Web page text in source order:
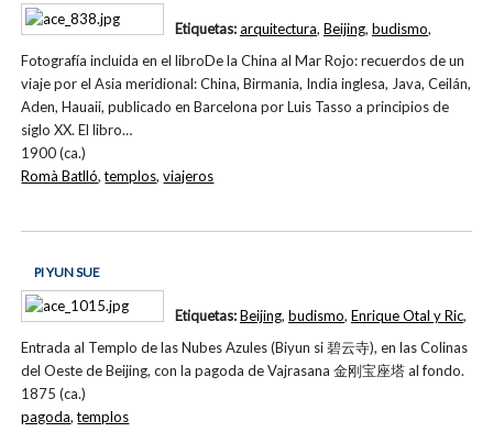
Fotografía incluida en el libroDe la China al Mar Rojo: recuerdos de un
viaje por el Asia meridional: China, Birmania, India inglesa, Java, Ceilán,
Aden, Hauaii, publicado en Barcelona por Luis Tasso a principios de
siglo XX. El libro…
1900 (ca.)
Etiquetas:arquitectura, Beijing, budismo,
Romà Batlló,templos,viajeros
PI YUN SUE
Entrada al Templo de las Nubes Azules (Biyun si 碧云寺), en las Colinas
del Oeste de Beijing, con la pagoda de Vajrasana 金刚宝座塔 al fondo.
1875 (ca.)
Etiquetas:Beijing, budismo, Enrique Otal y Ric,
pagoda,templos